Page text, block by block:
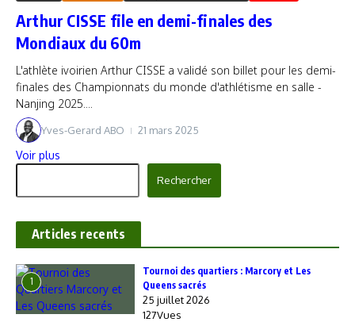
Arthur CISSE file en demi-finales des
Mondiaux du 60m
L'athlète ivoirien Arthur CISSE a validé son billet pour les demi-
finales des Championnats du monde d'athlétisme en salle -
Nanjing 2025....
Yves-Gerard ABO 21 mars 2025
Voir plus
Rechercher
Articles recents
1
‎Tournoi des quartiers : Marcory et Les
Queens sacrés
25 juillet 2026
127Vues